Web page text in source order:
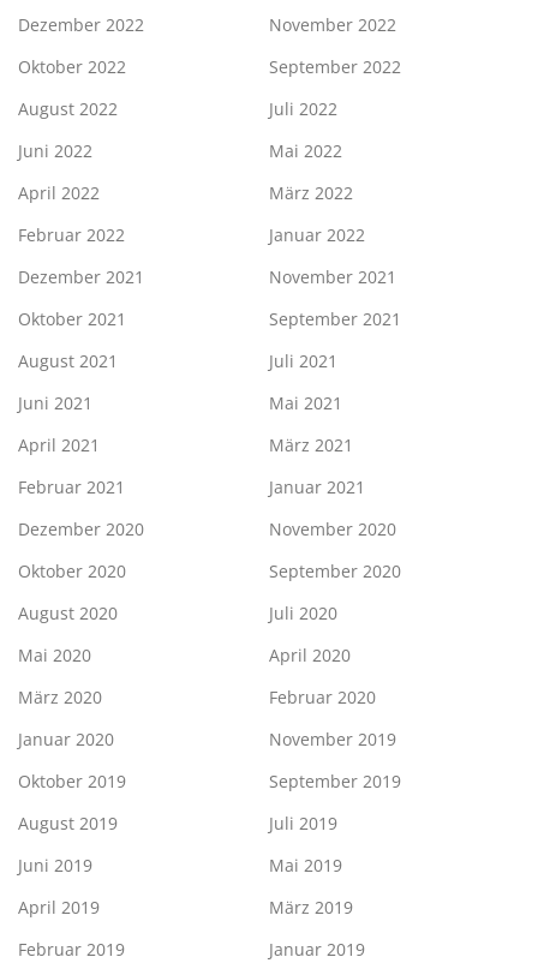
Dezember 2022
November 2022
Oktober 2022
September 2022
August 2022
Juli 2022
Juni 2022
Mai 2022
April 2022
März 2022
Februar 2022
Januar 2022
Dezember 2021
November 2021
Oktober 2021
September 2021
August 2021
Juli 2021
Juni 2021
Mai 2021
April 2021
März 2021
Februar 2021
Januar 2021
Dezember 2020
November 2020
Oktober 2020
September 2020
August 2020
Juli 2020
Mai 2020
April 2020
März 2020
Februar 2020
Januar 2020
November 2019
Oktober 2019
September 2019
August 2019
Juli 2019
Juni 2019
Mai 2019
April 2019
März 2019
Februar 2019
Januar 2019